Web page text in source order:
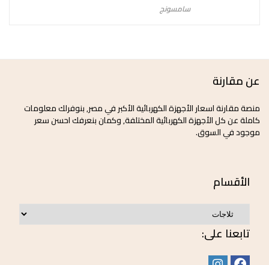
سامسونج
عن مقارنة
منصة مقارنة اسعار الأجهزة الكهربائية الأكبر في مصر, بنوفرلك معلومات
كاملة عن كل الأجهزة الكهربائية المختلفة, وكمان بنعرفك احسن سعر
موجود في السوق.
الأقسام
تابعنا على: